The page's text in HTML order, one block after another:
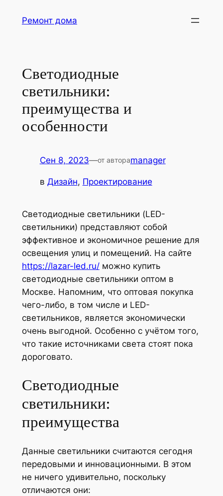
Ремонт дома
Светодиодные
светильники:
преимущества и
особенности
Сен 8, 2023—от автораmanager
в Дизайн, Проектирование
Светодиодные светильники (LED-
светильники) представляют собой
эффективное и экономичное решение для
освещения улиц и помещений. На сайте
https://lazar-led.ru/можно купить
светодиодные светильники оптом в
Москве. Напомним, что оптовая покупка
чего-либо, в том числе и LED-
светильников, является экономически
очень выгодной. Особенно с учётом того,
что такие источниками света стоят пока
дороговато.
Светодиодные
светильники:
преимущества
Данные светильники считаются сегодня
передовыми и инновационными. В этом
не ничего удивительно, поскольку
отличаются они: